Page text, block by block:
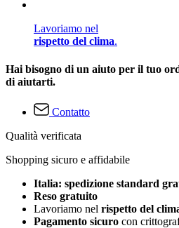
Lavoriamo nel
rispetto del clima.
Hai bisogno di un aiuto per il tuo
di aiutarti.
Contatto
Qualità verificata
Shopping sicuro e affidabile
Italia: spedizione standard
Reso gratuito
Lavoriamo nel rispetto del
Pagamento sicuro con